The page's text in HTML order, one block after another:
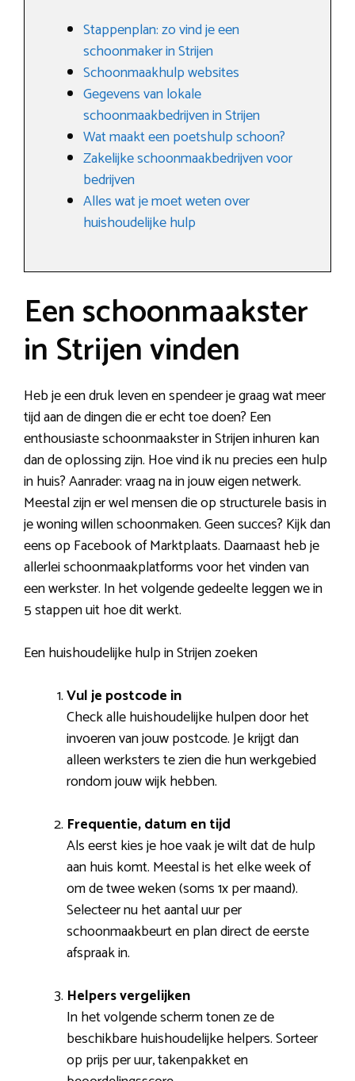
Stappenplan: zo vind je een
schoonmaker in Strijen
Schoonmaakhulp websites
Gegevens van lokale
schoonmaakbedrijven in Strijen
Wat maakt een poetshulp schoon?
Zakelijke schoonmaakbedrijven voor
bedrijven
Alles wat je moet weten over
huishoudelijke hulp
Een schoonmaakster
in Strijen vinden
Heb je een druk leven en spendeer je graag wat meer
tijd aan de dingen die er echt toe doen? Een
enthousiaste schoonmaakster in Strijen inhuren kan
dan de oplossing zijn. Hoe vind ik nu precies een hulp
in huis? Aanrader: vraag na in jouw eigen netwerk.
Meestal zijn er wel mensen die op structurele basis in
je woning willen schoonmaken. Geen succes? Kijk dan
eens op Facebook of Marktplaats. Daarnaast heb je
allerlei schoonmaakplatforms voor het vinden van
een werkster. In het volgende gedeelte leggen we in
5 stappen uit hoe dit werkt.
Een huishoudelijke hulp in Strijen zoeken
Vul je postcode in
Check alle huishoudelijke hulpen door het
invoeren van jouw postcode. Je krijgt dan
alleen werksters te zien die hun werkgebied
rondom jouw wijk hebben.
Frequentie, datum en tijd
Als eerst kies je hoe vaak je wilt dat de hulp
aan huis komt. Meestal is het elke week of
om de twee weken (soms 1x per maand).
Selecteer nu het aantal uur per
schoonmaakbeurt en plan direct de eerste
afspraak in.
Helpers vergelijken
In het volgende scherm tonen ze de
beschikbare huishoudelijke helpers. Sorteer
op prijs per uur, takenpakket en